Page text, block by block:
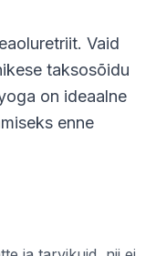
Vaid
taksosõidu
on ideaalne
enne